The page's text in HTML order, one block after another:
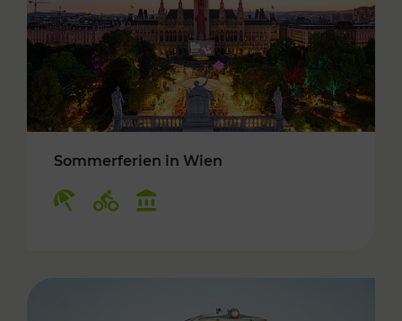
Sommerferien in Wien